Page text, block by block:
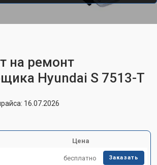
на ремонт
Hyundai S 7513-T
16.07.2026
Цена
бесплатно Заказать